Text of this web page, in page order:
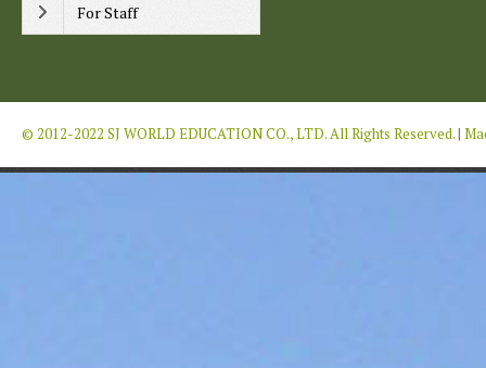
For Staff
© 2012-2022 SJ WORLD EDUCATION CO., LTD. All Rights Reserved.|